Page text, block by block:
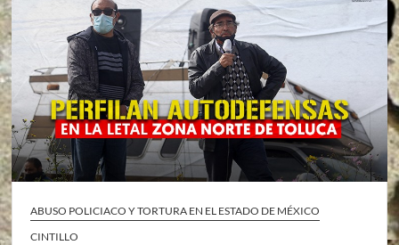
ABUSO POLICIACO Y TORTURA EN EL ESTADO DE MÉXICO
CINTILLO